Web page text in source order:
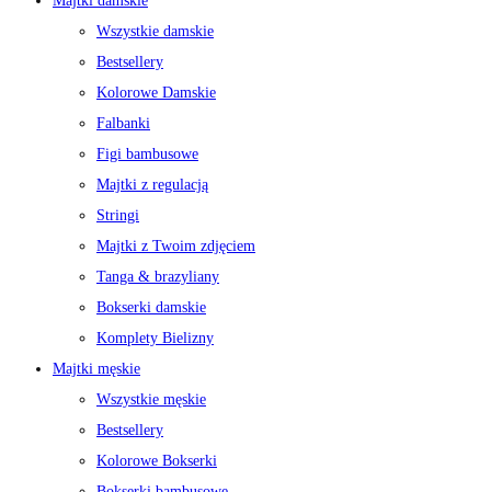
Wszystkie damskie
Bestsellery
Kolorowe Damskie
Falbanki
Figi bambusowe
Majtki z regulacją
Stringi
Majtki z Twoim zdjęciem
Tanga & brazyliany
Bokserki damskie
Komplety Bielizny
Majtki męskie
Wszystkie męskie
Bestsellery
Kolorowe Bokserki